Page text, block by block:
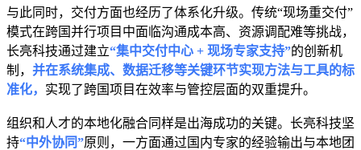
与此同时，交付方面也经历了体系化升级。传统“现场重交付”
模式在跨国并行项目中面临沟通成本高、资源调配难等挑战，
长亮科技通过建立“集中交付中心 + 现场专家支持”的创新机
制， 并在系统集成、数据迁移等关键环节实现方法与工具的标
准化， 实现了跨国项目在效率与管控层面的双重提升。
组织和人才的本地化融合同样是出海成功的关键。长亮科技坚
持“中外协同”原则，一方面通过国内专家的经验输出与本地团